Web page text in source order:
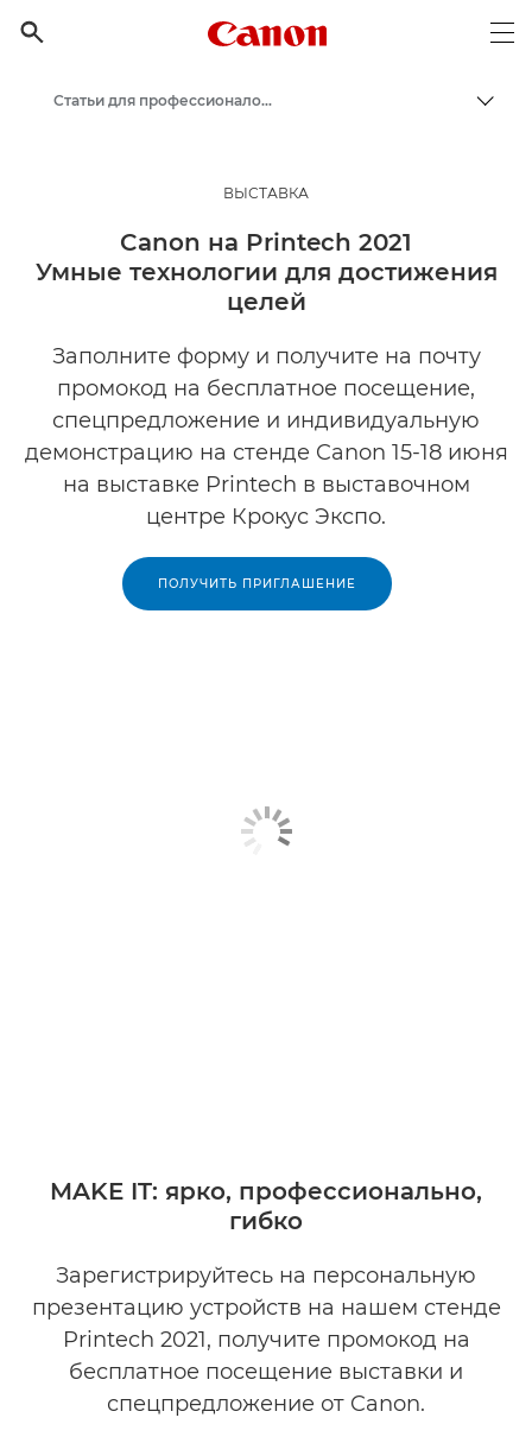

Canon Logo, back to
Бизнес-аналитика - B2B и новости индустрии
Статьи для профессионалов и бизнес-статьи
ВЫСТАВКА
Canon на Printech 2021
Умные технологии для достижения
целей
Заполните форму и получите на почту
промокод на бесплатное посещение,
спецпредложение и индивидуальную
демонстрацию на стенде Canon 15-18 июня
на выставке Printech в выставочном
центре Крокус Экспо.
ПОЛУЧИТЬ ПРИГЛАШЕНИЕ
MAKE IT: ярко, профессионально,
гибко
Зарегистрируйтесь на персональную
презентацию устройств на нашем стенде
Printech 2021, получите промокод на
бесплатное посещение выставки и
спецпредложение от Canon.